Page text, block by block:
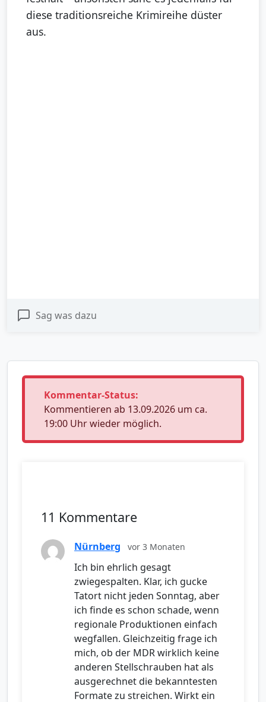
diese traditionsreiche Krimireihe düster
aus.
Sag was dazu
Kommentar-Status:
Kommentieren ab 13.09.2026 um ca.
19:00 Uhr wieder möglich.
11 Kommentare
Nürnberg vor 3 Monaten
Ich bin ehrlich gesagt
zwiegespalten. Klar, ich gucke
Tatort nicht jeden Sonntag, aber
ich finde es schon schade, wenn
regionale Produktionen einfach
wegfallen. Gleichzeitig frage ich
mich, ob der MDR wirklich keine
anderen Stellschrauben hat als
ausgerechnet die bekanntesten
Formate zu streichen. Wirkt ein